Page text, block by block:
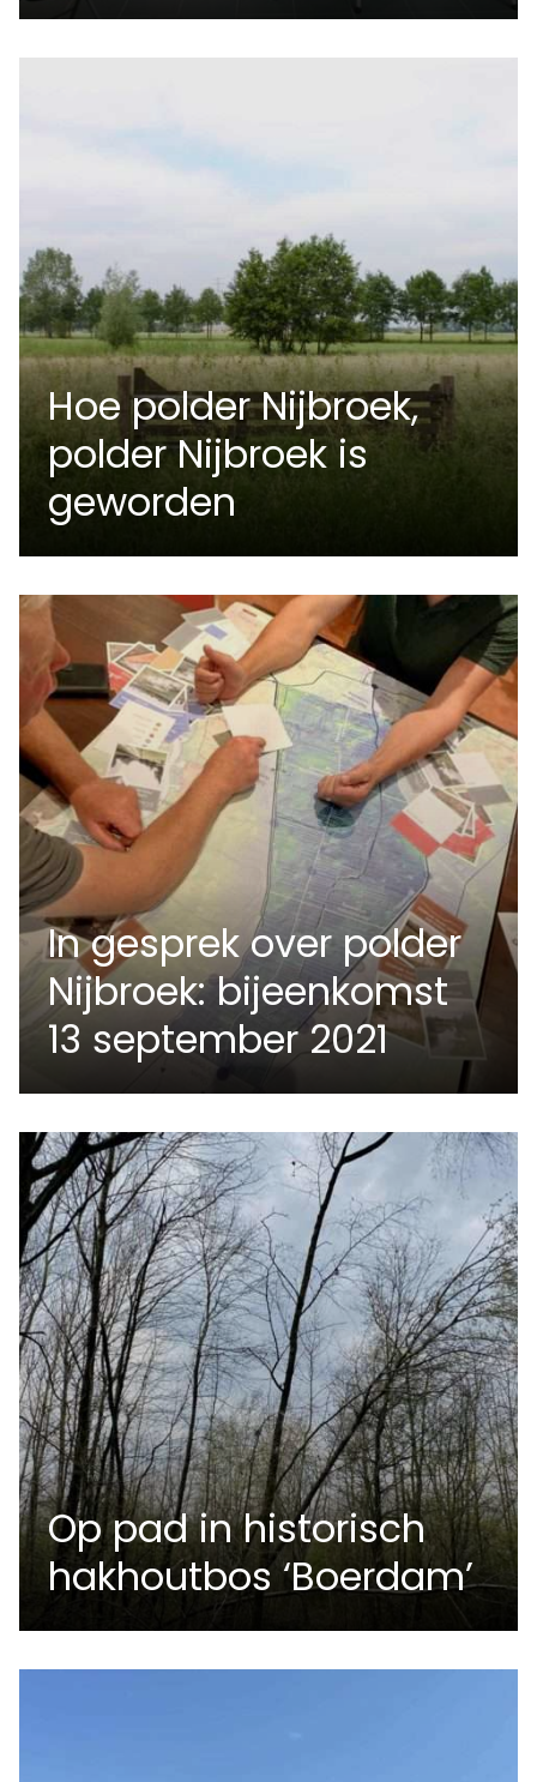
Hoe polder Nijbroek,
polder Nijbroek is
geworden
In gesprek over polder
Nijbroek: bijeenkomst
13 september 2021
Op pad in historisch
hakhoutbos ‘Boerdam’